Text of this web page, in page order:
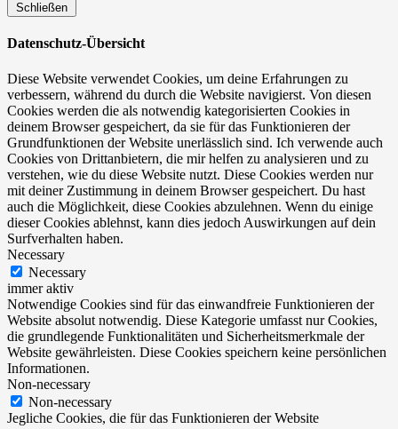
Schließen
Datenschutz-Übersicht
Diese Website verwendet Cookies, um deine Erfahrungen zu
verbessern, während du durch die Website navigierst. Von diesen
Cookies werden die als notwendig kategorisierten Cookies in
deinem Browser gespeichert, da sie für das Funktionieren der
Grundfunktionen der Website unerlässlich sind. Ich verwende auch
Cookies von Drittanbietern, die mir helfen zu analysieren und zu
verstehen, wie du diese Website nutzt. Diese Cookies werden nur
mit deiner Zustimmung in deinem Browser gespeichert. Du hast
auch die Möglichkeit, diese Cookies abzulehnen. Wenn du einige
dieser Cookies ablehnst, kann dies jedoch Auswirkungen auf dein
Surfverhalten haben.
Necessary
Necessary
immer aktiv
Notwendige Cookies sind für das einwandfreie Funktionieren der
Website absolut notwendig. Diese Kategorie umfasst nur Cookies,
die grundlegende Funktionalitäten und Sicherheitsmerkmale der
Website gewährleisten. Diese Cookies speichern keine persönlichen
Informationen.
Non-necessary
Non-necessary
Jegliche Cookies, die für das Funktionieren der Website